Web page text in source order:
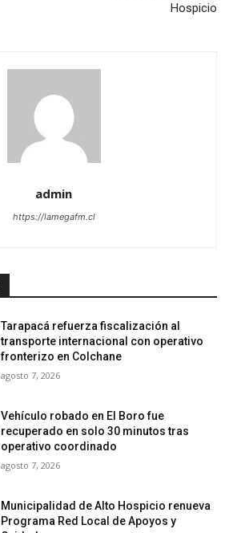
Hospicio
admin
https://lamegafm.cl
Tarapacá refuerza fiscalización al
transporte internacional con operativo
fronterizo en Colchane
agosto 7, 2026
Vehículo robado en El Boro fue
recuperado en solo 30 minutos tras
operativo coordinado
agosto 7, 2026
Municipalidad de Alto Hospicio renueva
Programa Red Local de Apoyos y